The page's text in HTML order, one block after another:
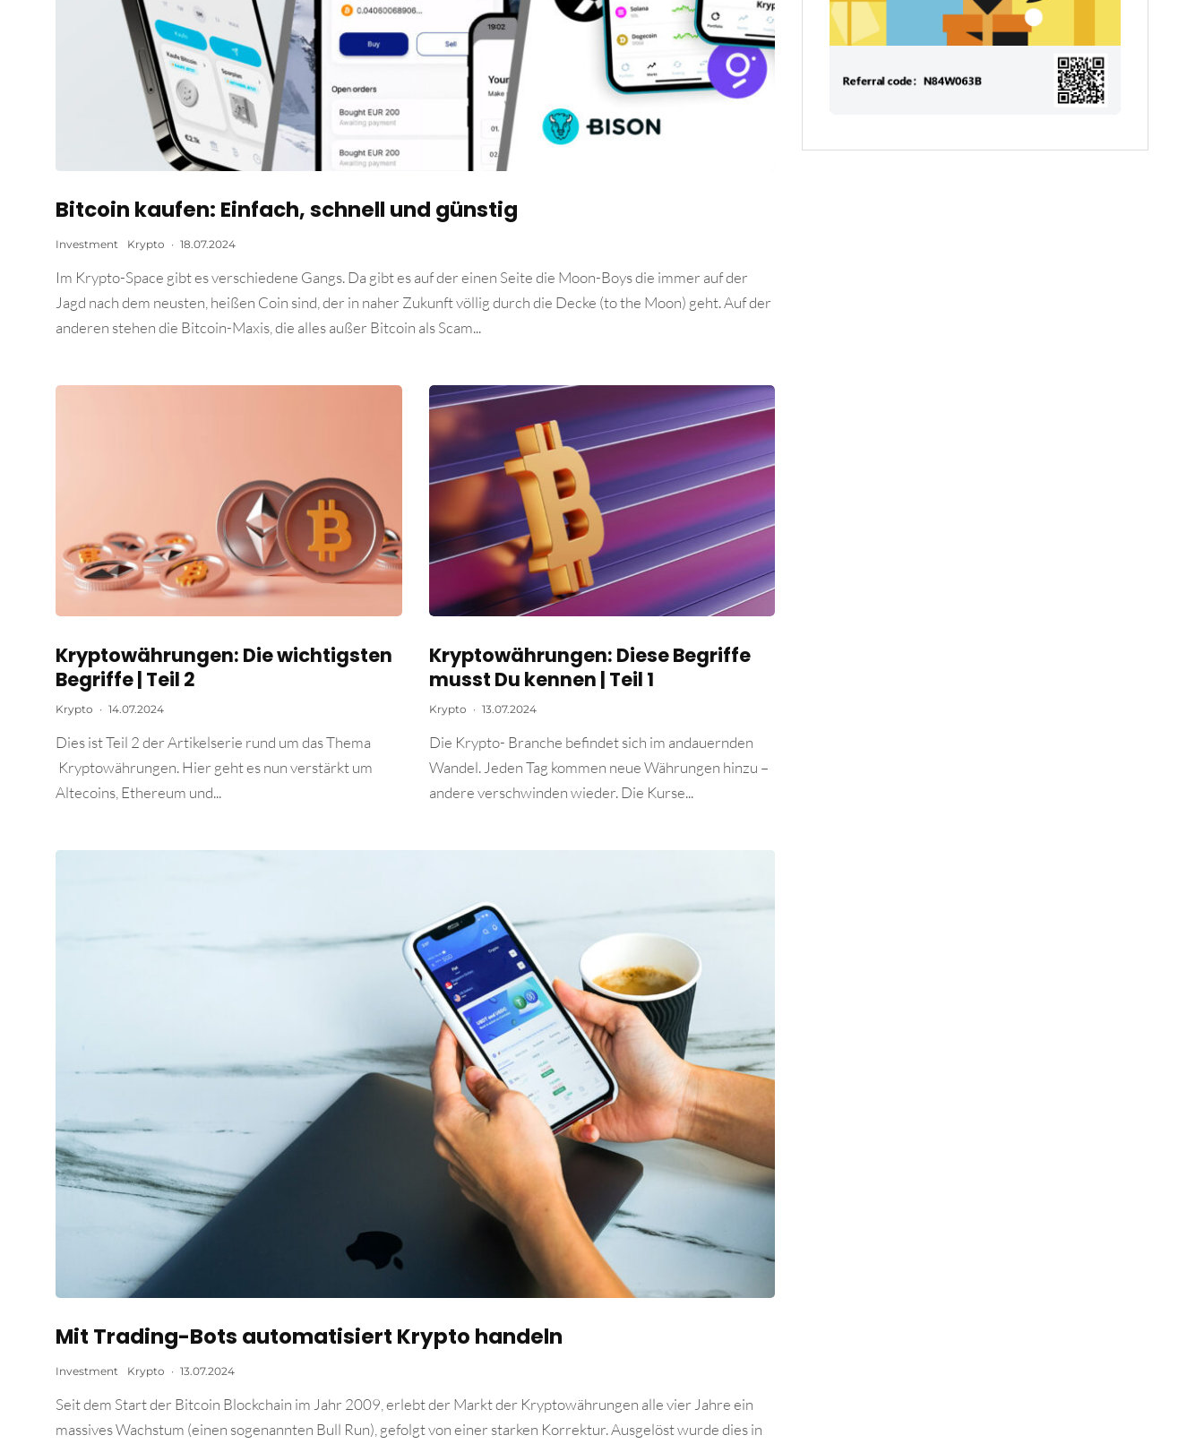
Bitcoin kaufen: Einfach, schnell und günstig
Investment Krypto · 18.07.2024
Im Krypto-Space gibt es verschiedene Gangs. Da gibt es auf der einen Seite die Moon-Boys die immer auf der
Jagd nach dem neusten, heißen Coin sind, der in naher Zukunft völlig durch die Decke (to the Moon) geht. Auf der
anderen stehen die Bitcoin-Maxis, die alles außer Bitcoin als Scam...
Kryptowährungen: Die wichtigsten
Begriffe | Teil 2
Krypto · 14.07.2024
Dies ist Teil 2 der Artikelserie rund um das Thema
Kryptowährungen. Hier geht es nun verstärkt um
Altecoins, Ethereum und...
Kryptowährungen: Diese Begriffe
musst Du kennen | Teil 1
Krypto · 13.07.2024
Die Krypto- Branche befindet sich im andauernden
Wandel. Jeden Tag kommen neue Währungen hinzu –
andere verschwinden wieder. Die Kurse...
Mit Trading-Bots automatisiert Krypto handeln
Investment Krypto · 13.07.2024
Seit dem Start der Bitcoin Blockchain im Jahr 2009, erlebt der Markt der Kryptowährungen alle vier Jahre ein
massives Wachstum (einen sogenannten Bull Run), gefolgt von einer starken Korrektur. Ausgelöst wurde dies in